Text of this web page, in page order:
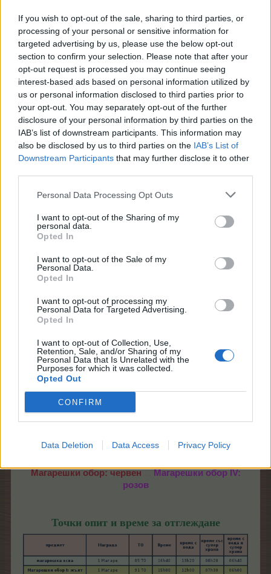
If you wish to opt-out of the sale, sharing to third parties, or
processing of your personal or sensitive information for
targeted advertising by us, please use the below opt-out
section to confirm your selection. Please note that after your
opt-out request is processed you may continue seeing
interest-based ads based on personal information utilized by
us or personal information disclosed to third parties prior to
your opt-out. You may separately opt-out of the further
disclosure of your personal information by third parties on the
IAB’s list of downstream participants. This information may
also be disclosed by us to third parties on the IAB’s List of
Downstream Participants that may further disclose it to other
Personal Data Processing Opt Outs
I want to opt-out of the Sharing of my
personal data.
Opted In
I want to opt-out of the Sale of my
Personal Data.
Opted In
I want to opt-out of processing my
Personal Data for Targeted Advertising.
Opted In
I want to opt-out of Collection, Use,
Retention, Sale, and/or Sharing of my
Personal Data that Is Unrelated with the
Purposes for which it was collected.
Opted Out
CONFIRM
Data Deletion Data Access Privacy Policy
Магарешка ясла
........
Магарешки обор І: жълт
........
Магарешки обор: червен
Магарешки обор ІV:
розов
Точки опит и време за отглеждане